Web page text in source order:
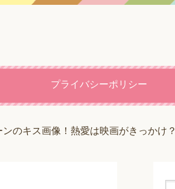
プライバシーポリシー
のキス画像！熱愛は映画がきっかけ？